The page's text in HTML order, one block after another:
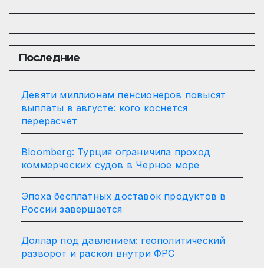
Последние
Девяти миллионам пенсионеров повысят
выплаты в августе: кого коснется
перерасчет
Bloomberg: Турция ограничила проход
коммерческих судов в Черное море
Эпоха бесплатных доставок продуктов в
России завершается
Доллар под давлением: геополитический
разворот и раскол внутри ФРС